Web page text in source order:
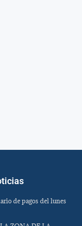
de pagos del lunes